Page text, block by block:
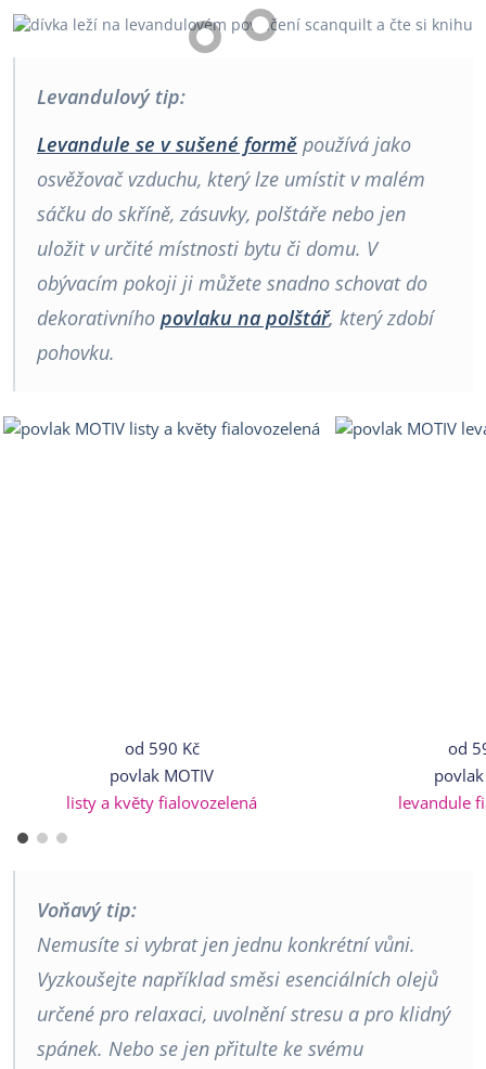
Levandulový tip:
Levandule se v sušené formě používá jako
osvěžovač vzduchu, který lze umístit v malém
sáčku do skříně, zásuvky, polštáře nebo jen
uložit v určité místnosti bytu či domu. V
obývacím pokoji ji můžete snadno schovat do
dekorativního povlaku na polštář, který zdobí
pohovku.
od 590 Kč
povlak MOTIV
listy a květy fialovozelená
od
levandule
Voňavý tip:
Nemusíte si vybrat jen jednu konkrétní vůni.
Vyzkoušejte například směsi esenciálních olejů
určené pro relaxaci, uvolnění stresu a pro klidný
spánek. Nebo se jen přitulte ke svému